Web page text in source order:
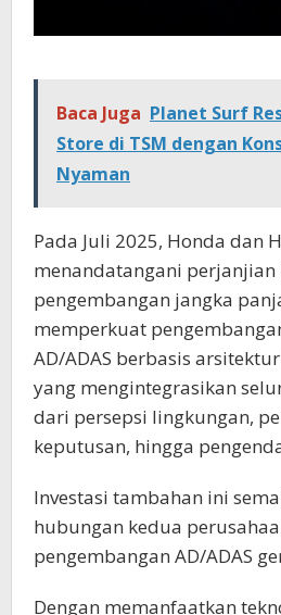
Baca Juga Planet Surf
Store di TSM dengan
Nyaman
Pada Juli 2025, Honda dan
menandatangani perjanjian
pengembangan jangka
memperkuat
AD/ADAS berbasis
yang mengintegrasikan
dari persepsi lingkungan,
keputusan, hingga
Investasi tambahan ini
hubungan kedua
pengembangan AD/ADAS
Dengan memanfaatkan